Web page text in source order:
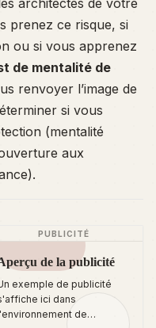
prenez ce risque, si
ou si vous apprenez
de mentalité de
renvoyer l’image de
si vous
(mentalité
aux
PUBLICITÉ
de la publicité
exemple de publicité
ici dans
de